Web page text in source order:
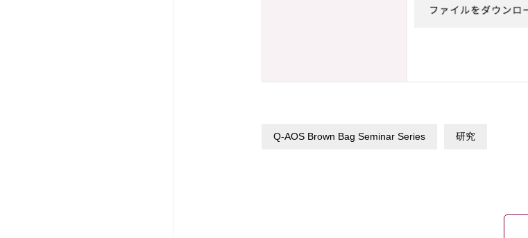
Q-AOS Brown Bag Seminar Series 研究